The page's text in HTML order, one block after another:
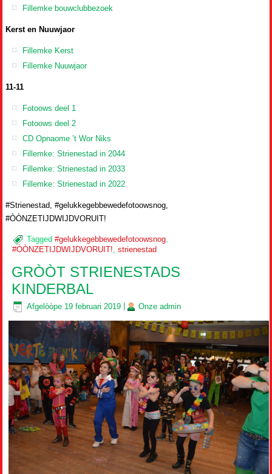
Fillemke bouwclubbezoek
Kerst en Nuuwjaor
Fillemke Kerst
Fillemke Nuuwjaor
11-11
Fotoows deel 1
Fotoows deel 2
CD Opnaome ’t Wor Niks
Fillemke: Strienestad in 2044
Fillemke: Strienestad in 2033
Fillemke: Strienestad in 2022
#Strienestad, #gelukkegebbewedefotoowsnog,
#ÒÒNZETIJDWIJDVORUIT!
Tagged #gelukkegebbewedefotoowsnog
#ÒÒNZETIJDWIJDVORUIT!,strienestad
GRÒÒT STRIENESTADS
KINDERBAL
Afgelòòpe 19 februari 2019 Onze admin